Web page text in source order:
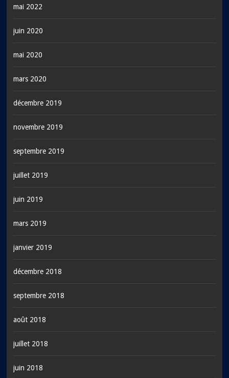
mai 2022
juin 2020
mai 2020
mars 2020
décembre 2019
novembre 2019
septembre 2019
juillet 2019
juin 2019
mars 2019
janvier 2019
décembre 2018
septembre 2018
août 2018
juillet 2018
juin 2018